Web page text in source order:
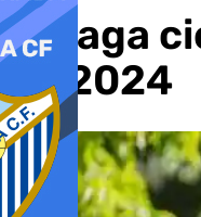
Málaga
en 2024